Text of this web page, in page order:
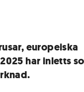
europeiska
har inletts